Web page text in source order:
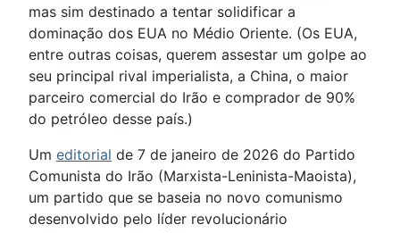
mas sim destinado a tentar solidificar a
dominação dos EUA no Médio Oriente. (Os EUA,
entre outras coisas, querem assestar um golpe ao
seu principal rival imperialista, a China, o maior
parceiro comercial do Irão e comprador de 90%
do petróleo desse país.)
Um editorial de 7 de janeiro de 2026 do Partido
Comunista do Irão (Marxista-Leninista-Maoista),
um partido que se baseia no novo comunismo
desenvolvido pelo líder revolucionário